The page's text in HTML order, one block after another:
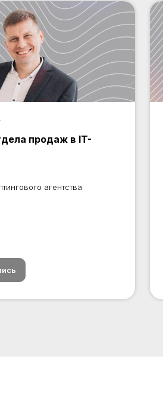
продаж в IT-
агентства